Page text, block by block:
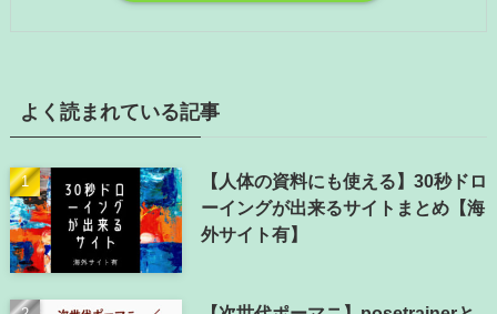
よく読まれている記事
【人体の資料にも使える】30秒ドロ
ーイングが出来るサイトまとめ【海
外サイト有】